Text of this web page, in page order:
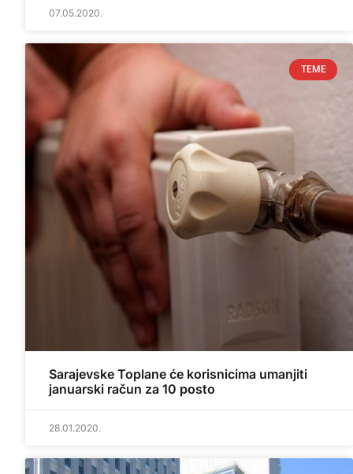
07.05.2020.
TEME
Sarajevske Toplane će korisnicima umanjiti
januarski račun za 10 posto
28.01.2020.